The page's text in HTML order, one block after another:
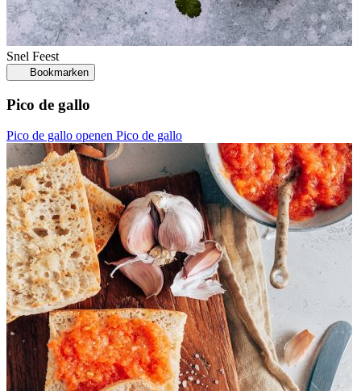
Snel Feest
Bookmarken
Pico de gallo
Pico de gallo openen Pico de gallo